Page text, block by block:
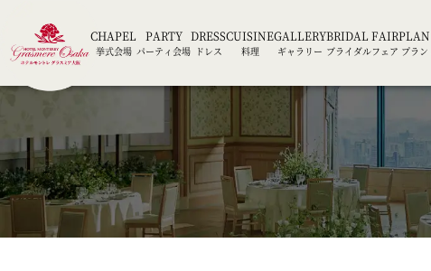
CHAPEL
挙式会場
PARTY
パーティ会場
DRESS
ドレス
CUISINE
料理
GALLERY
ギャラリー
BRIDAL FAIR
ブライダルフェア
PLAN
プラン